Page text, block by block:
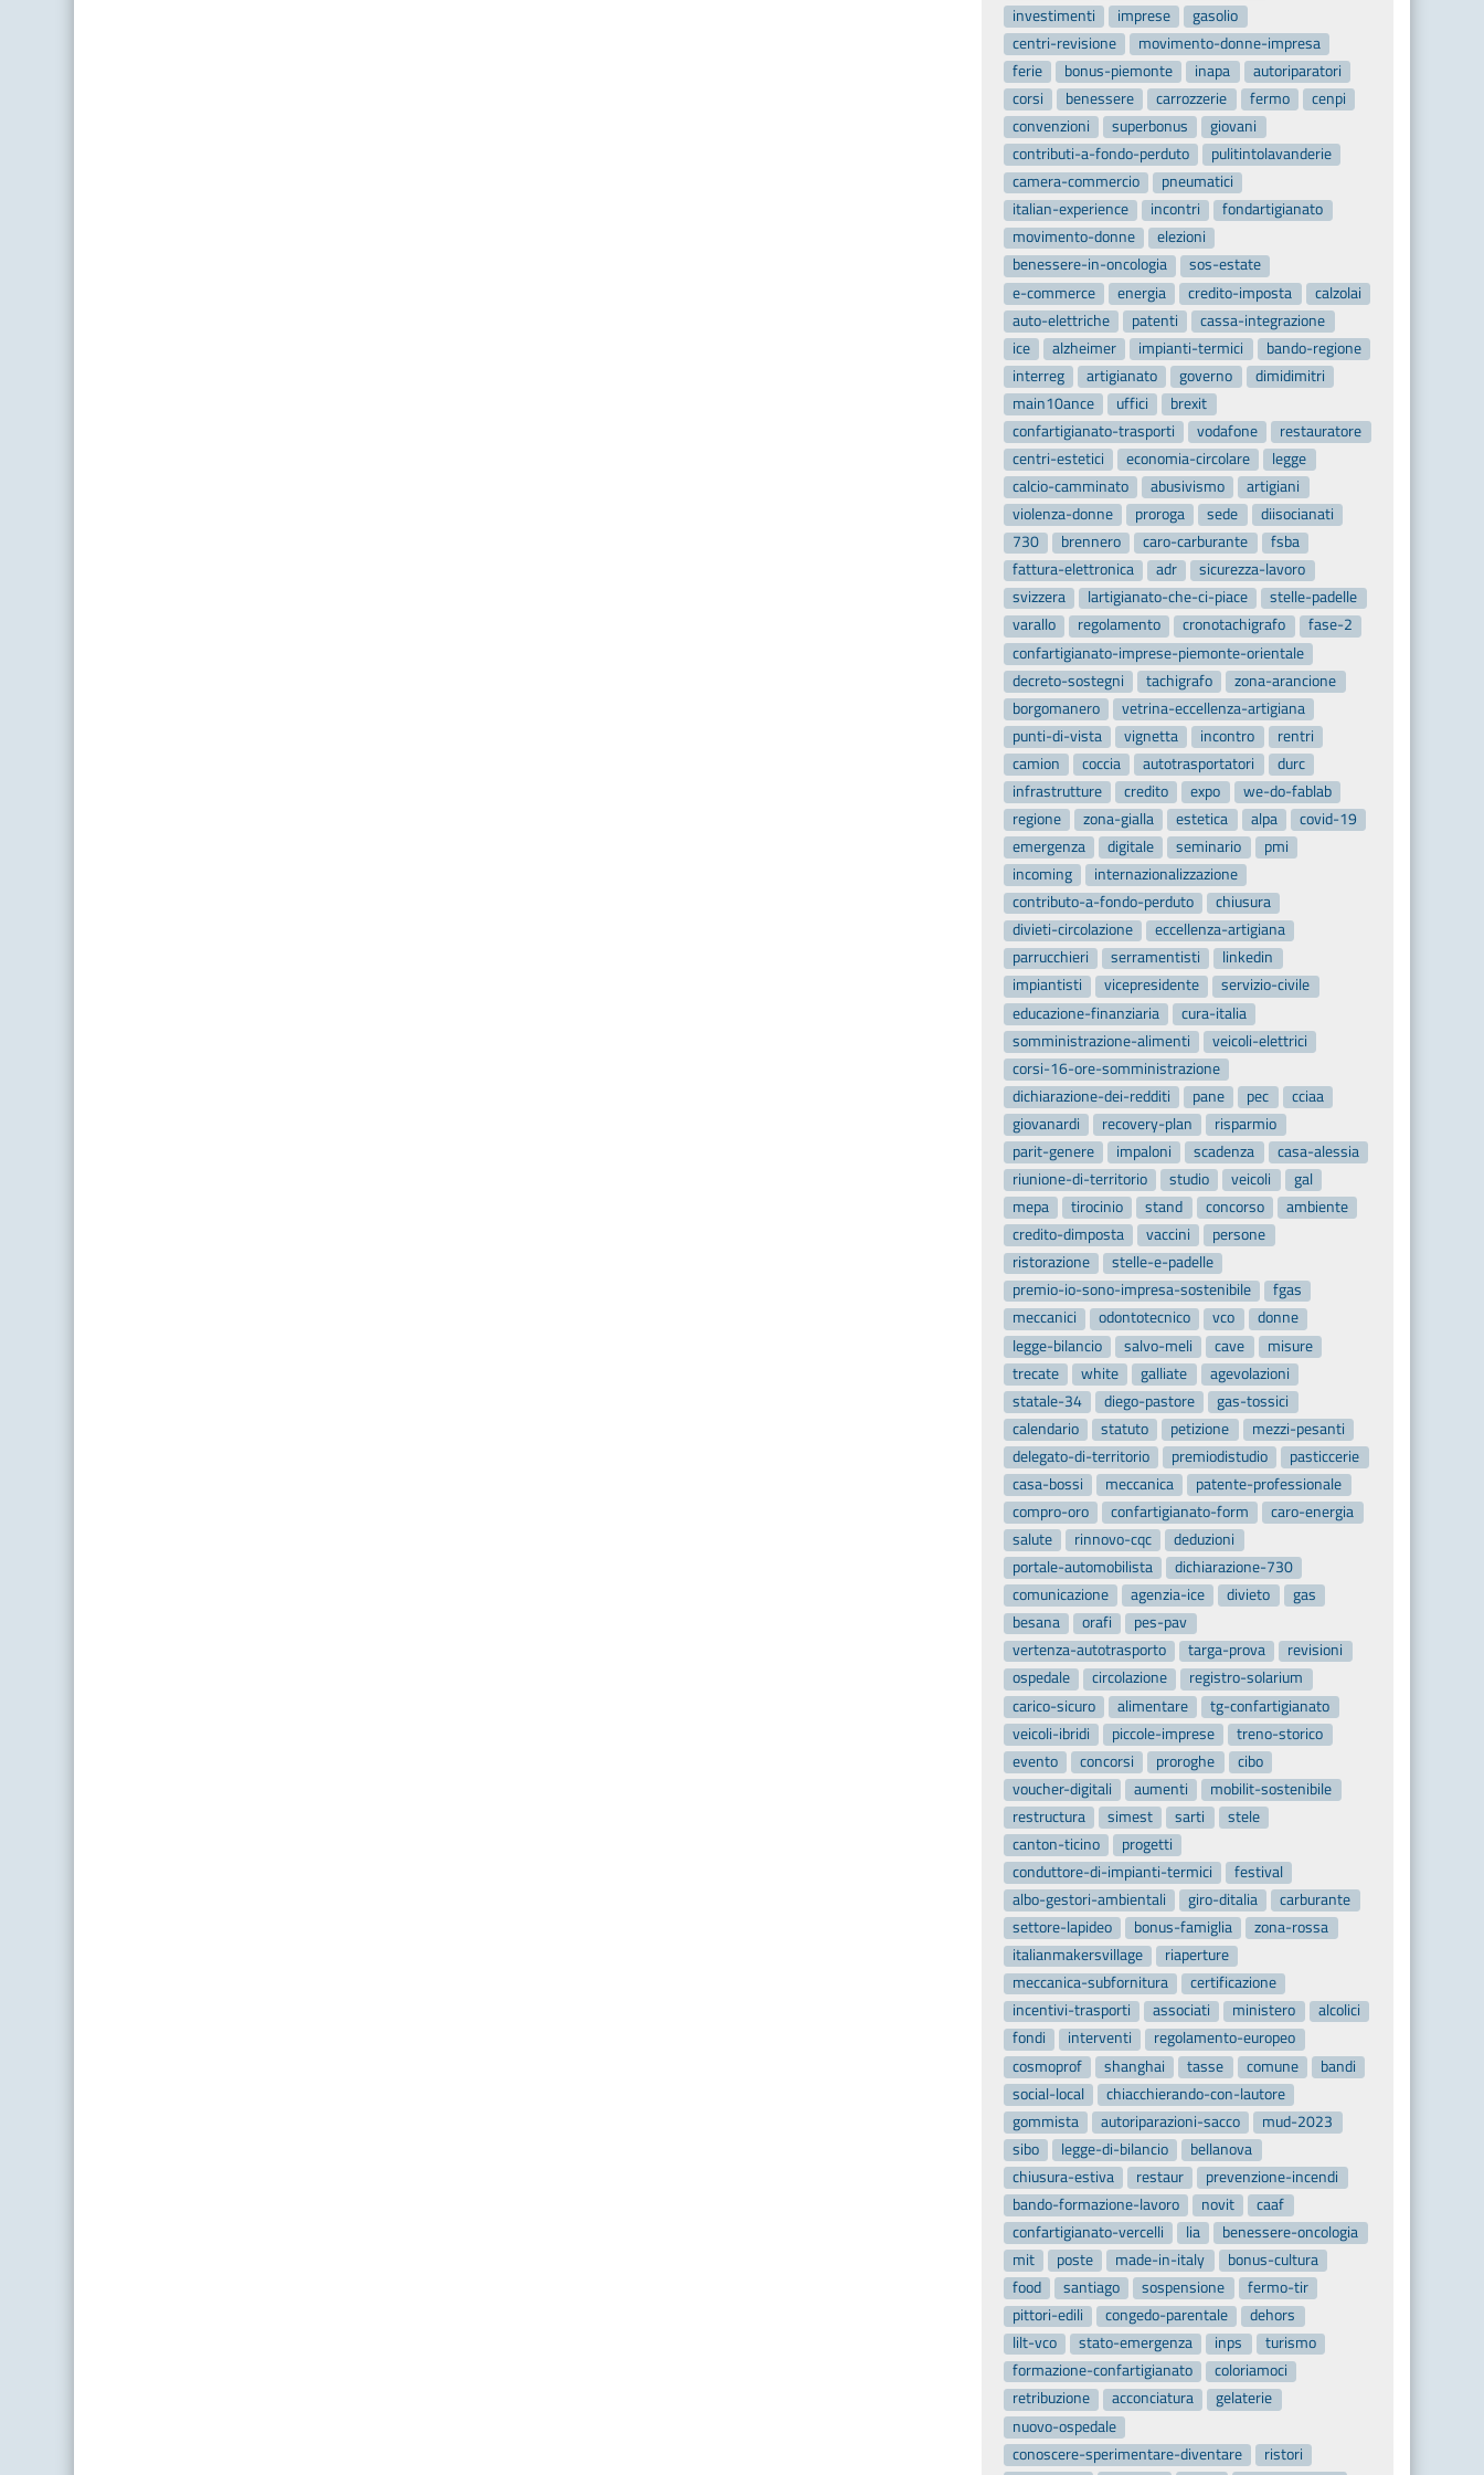
investimenti
imprese
gasolio
centri-revisione
movimento-donne-impresa
ferie
bonus-piemonte inapa
autoriparatori
corsi
benessere carrozzerie fermo
cenpi
convenzioni
superbonus
giovani
contributi-a-fondo-perduto
pulitintolavanderie
camera-commercio
pneumatici
italian-experience
incontri
fondartigianato
movimento-donne
elezioni
benessere-in-oncologia
sos-estate
e-commerce
energia credito-imposta
calzolai
auto-elettriche
patenti
cassa-integrazione
ice
alzheimer impianti-termici
bando-regione
interreg
artigianato governo
dimidimitri
main10ance
uffici
brexit
confartigianato-trasporti
vodafone
restauratore
centri-estetici
economia-circolare
legge
calcio-camminato
abusivismo
artigiani
violenza-donne
proroga sede
diisocianati
730
brennero caro-carburante
fsba
fattura-elettronica
adr
sicurezza-lavoro
svizzera
lartigianato-che-ci-piace
stelle-padelle
varallo
regolamento cronotachigrafo
fase-2
confartigianato-imprese-piemonte-orientale
decreto-sostegni
tachigrafo
zona-arancione
borgomanero
vetrina-eccellenza-artigiana
punti-di-vista
vignetta incontro
rentri
camion
coccia autotrasportatori
durc
infrastrutture
credito expo
we-do-fablab
regione
zona-gialla estetica alpa
covid-19
emergenza
digitale seminario
pmi
incoming
internazionalizzazione
contributo-a-fondo-perduto
chiusura
divieti-circolazione
eccellenza-artigiana
parrucchieri
serramentisti
linkedin
impiantisti
vicepresidente
servizio-civile
educazione-finanziaria
cura-italia
somministrazione-alimenti
veicoli-elettrici
corsi-16-ore-somministrazione
dichiarazione-dei-redditi
pane pec
cciaa
giovanardi
recovery-plan
risparmio
parit-genere
impaloni scadenza
casa-alessia
riunione-di-territorio
studio veicoli
gal
mepa
tirocinio stand concorso
ambiente
credito-dimposta
vaccini
persone
ristorazione
stelle-e-padelle
premio-io-sono-impresa-sostenibile
fgas
meccanici
odontotecnico vco
donne
legge-bilancio
salvo-meli cave
misure
trecate
white galliate
agevolazioni
statale-34
diego-pastore
gas-tossici
calendario
statuto petizione
mezzi-pesanti
delegato-di-territorio
premiodistudio
pasticcerie
casa-bossi
meccanica
patente-professionale
compro-oro
confartigianato-form
caro-energia
salute
rinnovo-cqc
deduzioni
portale-automobilista
dichiarazione-730
comunicazione
agenzia-ice divieto
gas
besana
orafi
pes-pav
vertenza-autotrasporto
targa-prova
revisioni
ospedale
circolazione
registro-solarium
carico-sicuro
alimentare
tg-confartigianato
veicoli-ibridi
piccole-imprese
treno-storico
evento
concorsi proroghe
cibo
voucher-digitali
aumenti
mobilit-sostenibile
restructura
simest sarti
stele
canton-ticino
progetti
conduttore-di-impianti-termici
festival
albo-gestori-ambientali
giro-ditalia
carburante
settore-lapideo
bonus-famiglia
zona-rossa
italianmakersvillage
riaperture
meccanica-subfornitura
certificazione
incentivi-trasporti
associati ministero
alcolici
fondi
interventi
regolamento-europeo
cosmoprof
shanghai tasse comune
bandi
social-local
chiacchierando-con-lautore
gommista
autoriparazioni-sacco
mud-2023
sibo
legge-di-bilancio
bellanova
chiusura-estiva
restaur
prevenzione-incendi
bando-formazione-lavoro
novit
caaf
confartigianato-vercelli
lia
benessere-oncologia
mit
poste made-in-italy
bonus-cultura
food
santiago sospensione
fermo-tir
pittori-edili
congedo-parentale
dehors
lilt-vco
stato-emergenza inps
turismo
formazione-confartigianato
coloriamoci
retribuzione
acconciatura
gelaterie
nuovo-ospedale
conoscere-sperimentare-diventare
ristori